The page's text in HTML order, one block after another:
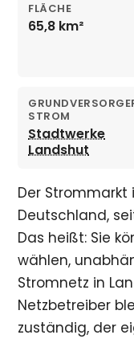
FLÄCHE
65,8 km²
STROM
Stadtwerke
Landshut
Der Strommarkt
Deutschland,
Das heißt: Sie
wählen,
Stromnetz in
Netzbetreiber
zuständig, der